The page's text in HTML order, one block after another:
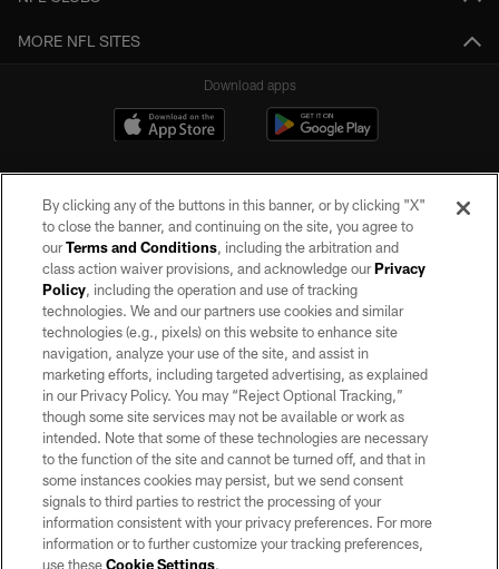
MORE NFL SITES
Download apps
©2026 by the Las Vegas Raiders. All rights reserved. No portion of this site
may be reproduced without the express written permission of the Las Vegas
Raiders.
PRIVACY POLICY
TERMS OF SERVICE
ACCESSIBILITY
AD CHOICES
YOUR PRIVACY CHOICES
COOKIE SETTINGS
By clicking any of the buttons in this banner, or by clicking "X"
to close the banner, and continuing on the site, you agree to
ourTerms and Conditions, including the arbitration and
class action waiver provisions, and acknowledge ourPrivacy
Policy, including the operation and use of tracking
technologies. We and our partners use cookies and similar
technologies (e.g., pixels) on this website to enhance site
navigation, analyze your use of the site, and assist in
marketing efforts, including targeted advertising, as explained
in our Privacy Policy. You may “Reject Optional Tracking,”
though some site services may not be available or work as
intended. Note that some of these technologies are necessary
to the function of the site and cannot be turned off, and that in
some instances cookies may persist, but we send consent
signals to third parties to restrict the processing of your
information consistent with your privacy preferences. For more
information or to further customize your tracking preferences,
use theseCookie Settings.